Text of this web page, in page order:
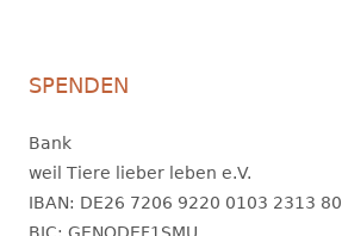
SPENDEN
Bank
weil Tiere lieber leben e.V.
IBAN: DE26 7206 9220 0103 2313 80
BIC: GENODEF1SMU